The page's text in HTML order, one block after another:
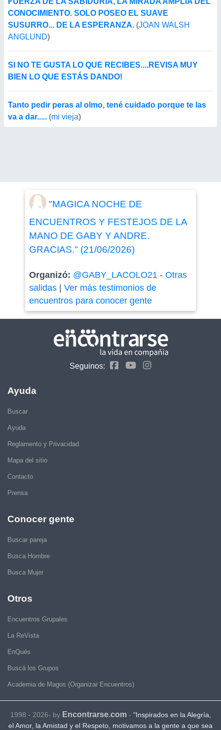
CONOCIMIENTO. SOLO POSEO EL SUAVE
SUSURRO... DE LA ESPERANZA. (JOAN WALSH
ANGLUND)
SI NO TE GUSTA LO QUE RECIBES....REVISA MUY
BIEN LO QUE ESTÁS DANDO!
Tanto pedir peras al olmo, tené cuidado porque te las
va a dar..... (mi vieja)
"MAGICA NOCHE DE
ENCUENTROS Y FESTEJOS DE LA
MANO DE GABY Y ANDRE.
GRACIAS." (21/06/2026)
Organizó: @GABY_LACOLO21- Otras
salidas| Ver más testimonios de
encuentros para conocer gente
Seguinos:
Ayuda
Buscar
Ayuda
Reglamento y Privacidad
Mapa del sitio
Contacto
Prensa
Conocer gente
Buscar pareja
Busca Hombre
Busca Mujer
Otros
Encuentros Grupales
La ReVista
EnQués
Buscá los Grupos
Academia de Magos (Organizar Encuentros)
1998 - 2026- by Encontrarse.com- "Inspirados en la Alegría,
el Amor, la Amistad y el Respeto, motivamos a la gente a que sea